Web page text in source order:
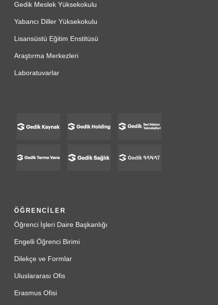
Gedik Meslek Yüksekokulu
Yabancı Diller Yüksekokulu
Lisansüstü Eğitim Enstitüsü
Araştırma Merkezleri
Laboratuvarlar
ÖĞRENCİLER
Öğrenci İşleri Daire Başkanlığı
Engelli Öğrenci Birimi
Dilekçe ve Formlar
Uluslararası Ofis
Erasmus Ofisi